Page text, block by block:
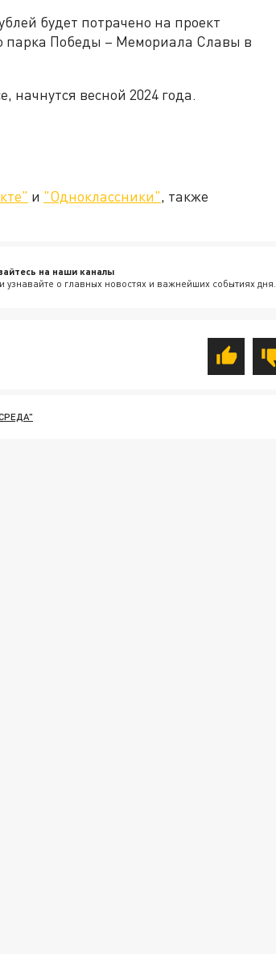
будет потрачено на проект
парка Победы – Мемориала Славы в
начнутся весной 2024 года.
и "Одноклассники", также
на наши каналы
узнавайте о главных новостях и важнейших событиях дня.